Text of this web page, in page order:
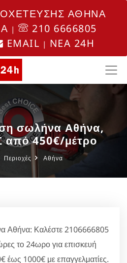
ΑΘΗΝΑ
|
210 6666805
EMAIL | NEA 24H
σωλήνα Αθήνα,
από 450€/μέτρο
Περιοχές Αθήνα
Αθήνα: Καλέστε 2106666805
το 24ωρο για επισκευή
έως 1000€ με επαγγελματίες.